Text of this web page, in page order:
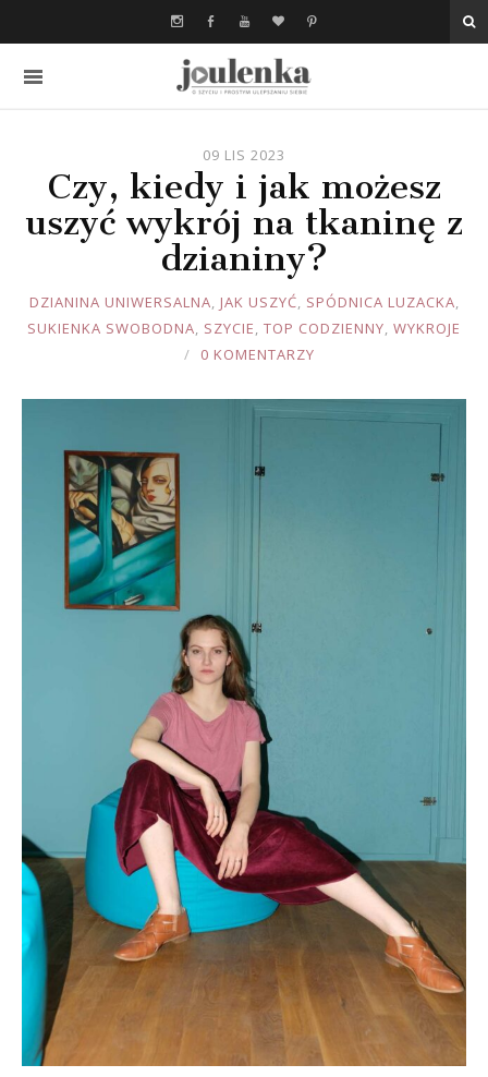
09 LIS 2023
Czy, kiedy i jak możesz
uszyć wykrój na tkaninę z
dzianiny?
JOULE
DZIANINA UNIWERSALNA, JAK USZYĆ, SPÓDNICA LUZACKA,
SUKIENKA SWOBODNA, SZYCIE, TOP CODZIENNY, WYKROJE
0 KOMENTARZY